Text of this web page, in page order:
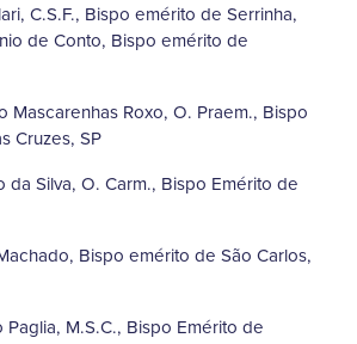
C.S.F., Bispo emérito de Serrinha,
de Conto, Bispo emérito de
Mascarenhas Roxo, O. Praem., Bispo
Cruzes, SP
da Silva, O. Carm., Bispo Emérito de
Bispo emérito de São Carlos,
M.S.C., Bispo Emérito de